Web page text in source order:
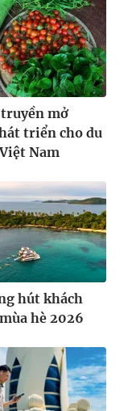
truyền mở
triển cho du
Nam
hút khách
hè 2026